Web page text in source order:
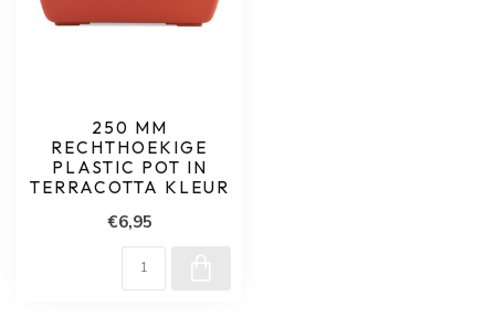
250 MM
RECHTHOEKIGE
PLASTIC POT IN
TERRACOTTA KLEUR
€6,95